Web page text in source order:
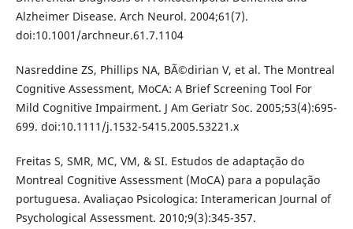
Alzheimer Disease. Arch Neurol. 2004;61(7).
doi:10.1001/archneur.61.7.1104
Nasreddine ZS, Phillips NA, BÃ©dirian V, et al. The Montreal
Cognitive Assessment, MoCA: A Brief Screening Tool For
Mild Cognitive Impairment. J Am Geriatr Soc. 2005;53(4):695-
699. doi:10.1111/j.1532-5415.2005.53221.x
Freitas S, SMR, MC, VM, & SI. Estudos de adaptação do
Montreal Cognitive Assessment (MoCA) para a população
portuguesa. Avaliaçao Psicologica: Interamerican Journal of
Psychological Assessment. 2010;9(3):345-357.